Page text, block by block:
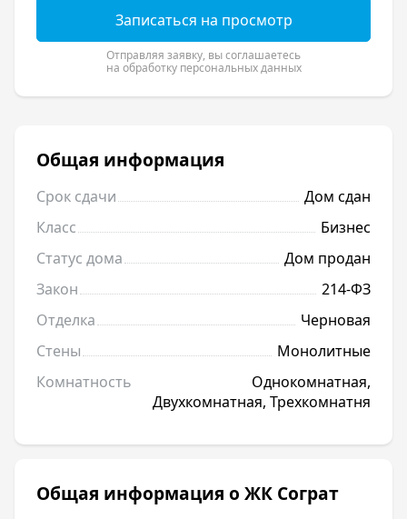
Записаться на просмотр
Отправляя заявку, вы соглашаетесь
на обработку персональных данных
Общая информация
Срок сдачи
Дом сдан
Класс
Бизнес
Статус дома
Дом продан
Закон
214-ФЗ
Отделка
Черновая
Стены
Монолитные
Комнатность
Однокомнатная,
Двухкомнатная, Трехкомнатня
Общая информация о ЖК Сограт